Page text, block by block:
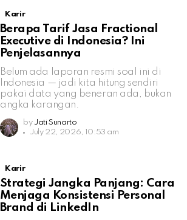
Karir
Berapa Tarif Jasa Fractional
Executive di Indonesia? Ini
Penjelasannya
Belum ada laporan resmi soal ini di
Indonesia — jadi kita hitung sendiri
pakai data yang beneran ada, bukan
angka karangan.
by Jati Sunarto
July 22, 2026, 10:53 am
Karir
Strategi Jangka Panjang: Cara
Menjaga Konsistensi Personal
Brand di LinkedIn